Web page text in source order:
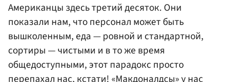
Американцы здесь третий десяток. Они
показали нам, что персонал может быть
вышколенным, еда — ровной и стандартной,
сортиры — чистыми и в то же время
общедоступными, этот парадокс просто
перепахал нас, кстати! «Макдоналдсы» у нас